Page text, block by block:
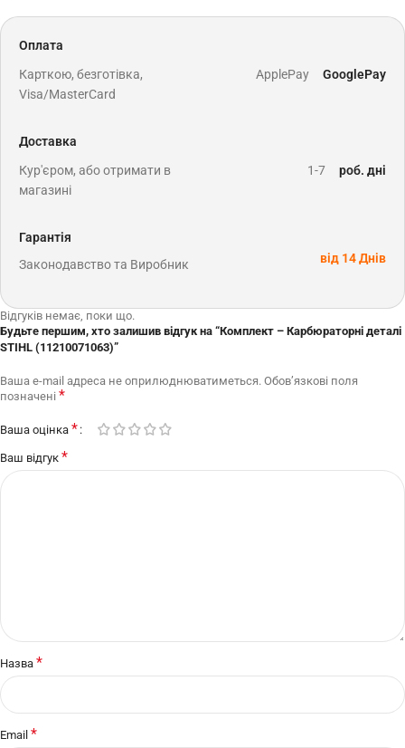
Оплата
Карткою, безготівка,
Visa/MasterCard
ApplePay GooglePay
Доставка
Кур'єром, або отримати в
магазині
1-7 роб. дні
Гарантія
Законодавство та Виробник
від 14 Днів
Відгуків немає, поки що.
Будьте першим, хто залишив відгук на “Комплект – Карбюраторні деталі
STIHL (11210071063)”
Ваша e-mail адреса не оприлюднюватиметься. Обов’язкові поля
позначені *
Ваша оцінка *
Ваш відгук *
Назва *
Email *